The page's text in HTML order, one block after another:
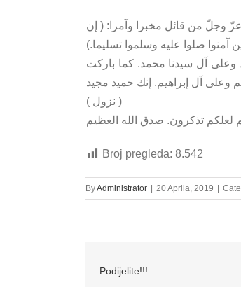
وجلّ من قائل مخبرا وآمرا: ( إن
آمنوا صلوا عليه وسلموا تسليما.)
وعلى آل سيدنا محمد. كما باركت
( نزول )
لعلكم تذكرون. صدق الله العظيم
Broj pregleda: 8.542
ByAdministrator 20 Aprila, 2019
Podijelite!!!